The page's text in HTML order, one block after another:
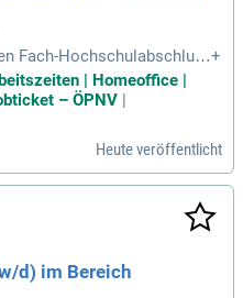
Fach-Hochschulabschlus
Maschinenbau oder Wir
eine Ausbildung zum Int
(z. B. DVS-IIW 1173) erf
wird vorausges
relevanten Normen und
Wir fördern pr
auf die Identifikation v
bieten wir optimal
eines Welcomedays und ei
+
| Homeoffice |
– ÖPNV
Heute veröffentlicht
d) im Bereich